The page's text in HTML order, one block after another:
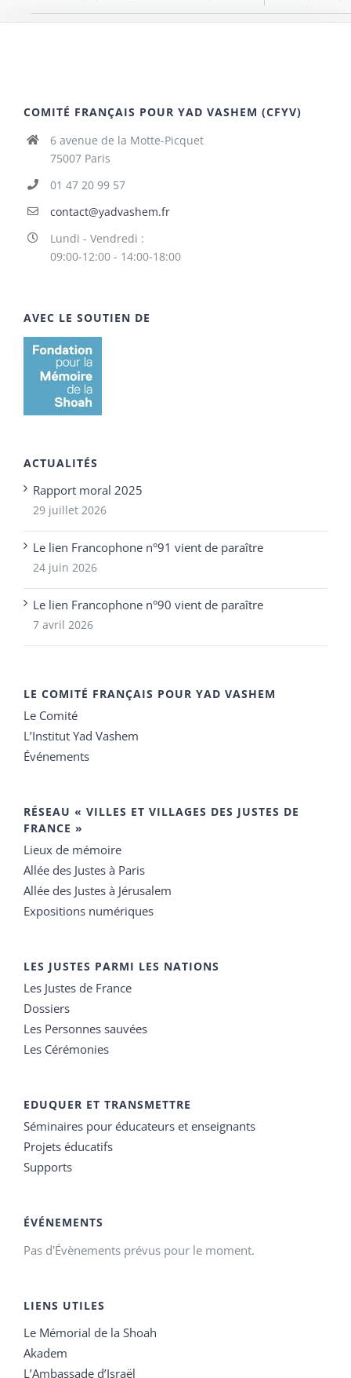
COMITÉ FRANÇAIS POUR YAD VASHEM (CFYV)
6 avenue de la Motte-Picquet
75007 Paris
01 47 20 99 57
contact@yadvashem.fr
Lundi - Vendredi :
09:00-12:00 - 14:00-18:00
AVEC LE SOUTIEN DE
ACTUALITÉS
Rapport moral 2025
29 juillet 2026
Le lien Francophone n°91 vient de paraître
24 juin 2026
Le lien Francophone n°90 vient de paraître
7 avril 2026
LE COMITÉ FRANÇAIS POUR YAD VASHEM
Le Comité
L’Institut Yad Vashem
Événements
RÉSEAU « VILLES ET VILLAGES DES JUSTES DE
FRANCE »
Lieux de mémoire
Allée des Justes à Paris
Allée des Justes à Jérusalem
Expositions numériques
LES JUSTES PARMI LES NATIONS
Les Justes de France
Dossiers
Les Personnes sauvées
Les Cérémonies
EDUQUER ET TRANSMETTRE
Séminaires pour éducateurs et enseignants
Projets éducatifs
Supports
ÉVÉNEMENTS
Pas d'Évènements prévus pour le moment.
LIENS UTILES
Le Mémorial de la Shoah
Akadem
L’Ambassade d’Israël